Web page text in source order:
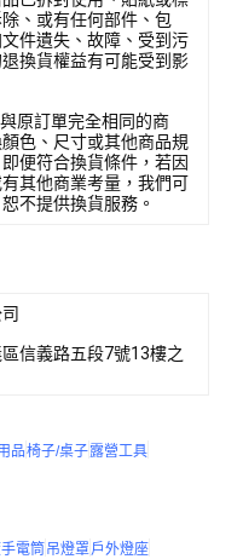
、或有任何部件、包
件遺失、故障、受到污
換貨權益有可能受到影
原訂單完全相同的商
色、尺寸或其他商品規
便符合換貨條件，若因
其他商業考量，我們可
不提供換貨服務。
信義路五段7號13樓之
品椅子/桌子露營工具
電筒吊燈罩 戶外燈座